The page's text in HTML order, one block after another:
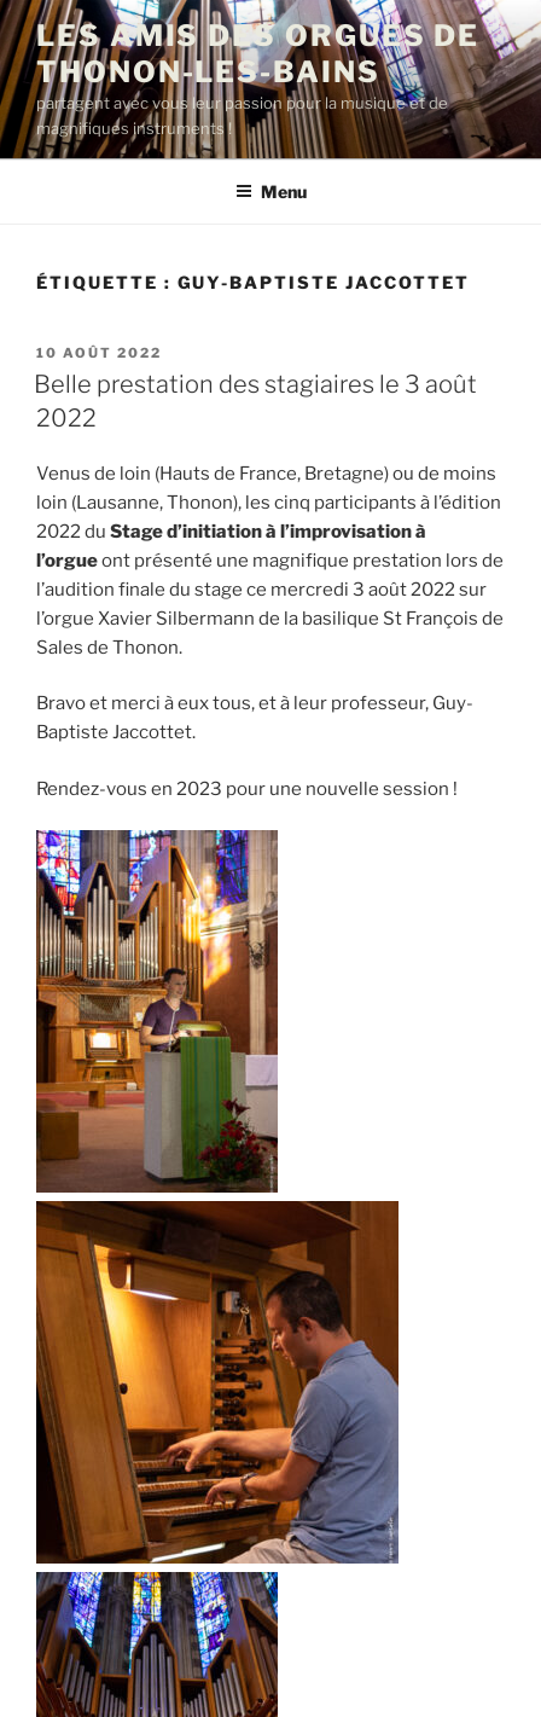
Aller
au
contenu
principal
LES AMIS DES ORGUES DE
THONON-LES-BAINS
partagent avec vous leur passion pour la musique et de
magnifiques instruments !
Menu
ÉTIQUETTE : GUY-BAPTISTE JACCOTTET
PUBLIÉ
LE
10 AOÛT 2022
Belle prestation des stagiaires le 3 août
2022
Venus de loin (Hauts de France, Bretagne) ou de moins
loin (Lausanne, Thonon), les cinq participants à l’édition
2022 du Stage d’initiation à l’improvisation à
l’orgueont présenté une magnifique prestation lors de
l’audition finale du stage ce mercredi 3 août 2022 sur
l’orgue Xavier Silbermann de la basilique St François de
Sales de Thonon.
Bravo et merci à eux tous, et à leur professeur, Guy-
Baptiste Jaccottet.
Rendez-vous en 2023 pour une nouvelle session !